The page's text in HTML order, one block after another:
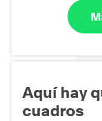
Aquí hay
cuadros